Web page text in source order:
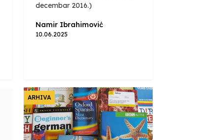
decembar 2016.)
Namir Ibrahimović
10.06.2025
ARHIVA